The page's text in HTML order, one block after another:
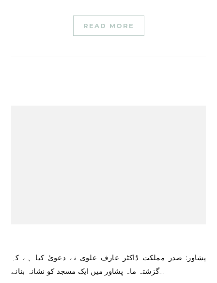
READ MORE
پشاور: صدر مملکت ڈاکٹر عارف علوی نے دعویٰ کیا ہے کہ
گزشتہ ماہ پشاور میں ایک مسجد کو نشانہ بنانے…